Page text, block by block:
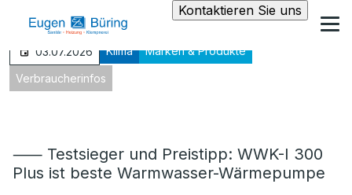
Kontaktieren Sie uns
03.07.2026 Klima Marken & Produkte
Verbraucherinfos
⸺ Testsieger und Preistipp: WWK-I 300
Plus ist beste Warmwasser-Wärmepumpe